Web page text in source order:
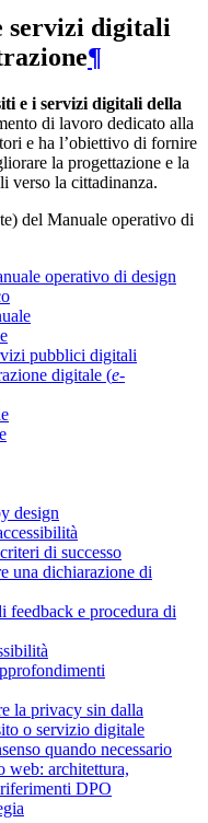
servizi digitali
¶
e i servizi digitali della
di lavoro dedicato alla
e ha l’obiettivo di fornire
la progettazione e la
verso la cittadinanza.
del Manuale operativo di
operativo di design
pubblici digitali
digitale (e-
design
di successo
una dichiarazione di
feedback e procedura di
la privacy sin dalla
o servizio digitale
quando necessario
web: architettura,
DPO